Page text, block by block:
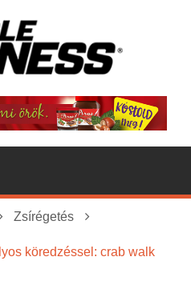
Zsírégetés
köredzéssel: crab walk